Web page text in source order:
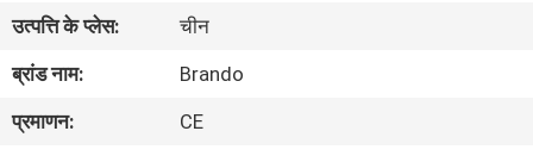
हमारे
बारे
उत्पत्ति के प्लेस:
चीन
ब्रांड नाम:
Brando
प्रमाणन:
CE